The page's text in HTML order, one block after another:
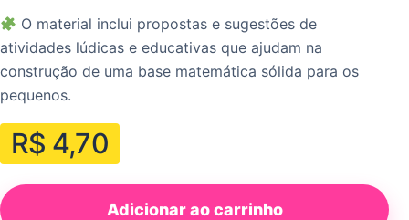
O material inclui propostas e sugestões de
atividades lúdicas e educativas que ajudam na
construção de uma base matemática sólida para os
pequenos.
R$ 4,70
Adicionar ao carrinho